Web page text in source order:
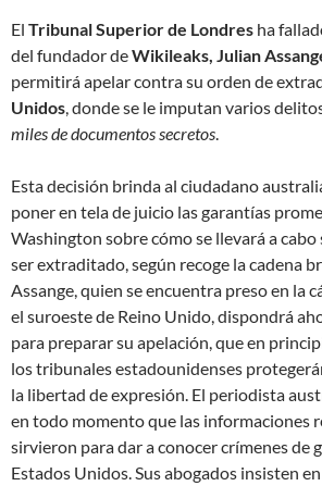
El Tribunal Superior de Londres ha
del fundador deWikileaks, Julian
permitirá apelar contra su orden de
Unidos , donde se le imputan varios
miles de documentos secretos
Esta decisión brinda al ciudadano
poner en tela de juicio las garantías
Washington sobre cómo se llevará a
ser extraditado, según recoge la cadena
Assange, quien se encuentra preso en la
el suroeste de Reino Unido, dispondrá
para preparar su apelación, que en
los tribunales estadounidenses
la libertad de expresión. El periodista
en todo momento que las informaciones
sirvieron para dar a conocer crímenes de
Estados Unidos. Sus abogados insisten